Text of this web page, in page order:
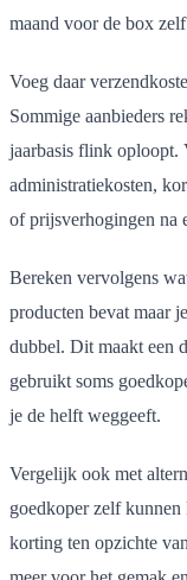
maand voor de box
Voeg daar
Sommige aanbieders
jaarbasis flink oploopt.
administratiekosten,
of prijsverhogingen na
Bereken vervolgens
producten bevat maar
dubbel. Dit maakt een
gebruikt soms
je de helft weggeeft.
Vergelijk ook met
goedkoper zelf
korting ten opzichte